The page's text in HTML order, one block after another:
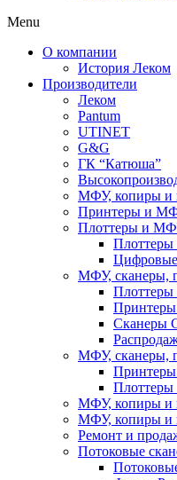
Menu
О компании
История Леком
Производители
Леком
Pantum
UTINET
G&G
ГК “Катюша”
МФУ, копиры и
Принтеры и
Плоттеры и
Цифровые
МФУ, сканеры,
Плоттеры
Сканеры
МФУ, сканеры,
Плоттеры
МФУ, копиры и
МФУ, копиры и
Ремонт и
Потоковые